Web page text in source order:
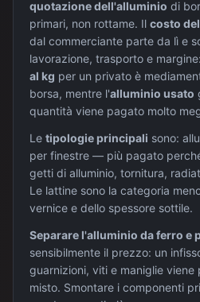
quotazione dell'alluminio di
primari, non rottame. Il costo
dal commerciante parte da lì e
lavorazione, trasporto e
al kg per un privato è
borsa, mentre l'alluminio usato
quantità viene pagato molto
Le tipologie principali sono:
per finestre — più pagato
getti di alluminio, tornitura,
Le lattine sono la categoria
vernice e dello spessore sottile.
Separare l'alluminio da ferro e
sensibilmente il prezzo: un
guarnizioni, viti e maniglie
misto. Smontare i componenti